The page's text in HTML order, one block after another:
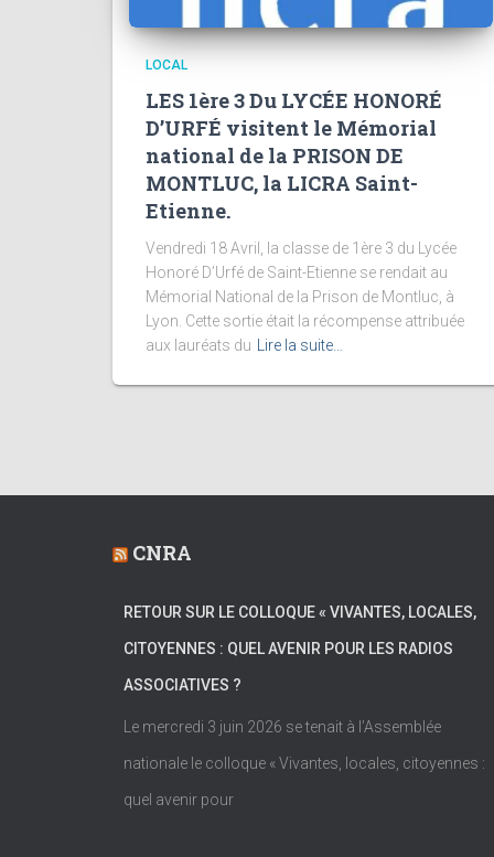
LOCAL
LES 1ère 3 Du LYCÉE HONORÉ
D’URFÉ visitent le Mémorial
national de la PRISON DE
MONTLUC, la LICRA Saint-
Etienne.
Vendredi 18 Avril, la classe de 1ère 3 du Lycée
Honoré D’Urfé de Saint-Etienne se rendait au
Mémorial National de la Prison de Montluc, à
Lyon. Cette sortie était la récompense attribuée
aux lauréats du
Lire la suite…
CNRA
RETOUR SUR LE COLLOQUE « VIVANTES, LOCALES,
CITOYENNES : QUEL AVENIR POUR LES RADIOS
ASSOCIATIVES ?
Le mercredi 3 juin 2026 se tenait à l’Assemblée
nationale le colloque « Vivantes, locales, citoyennes :
quel avenir pour